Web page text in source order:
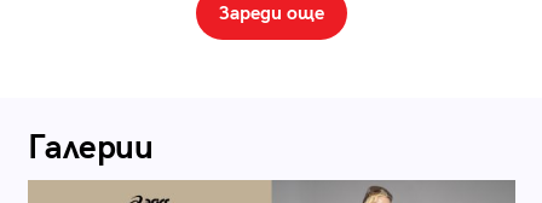
Зареди още
Галерии